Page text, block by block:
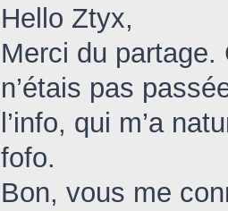
Hello Ztyx,
Merci du
n’étais pas
l’info, qui m’a
fofo.
Bon, vous me